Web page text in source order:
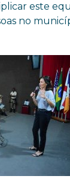
este
no